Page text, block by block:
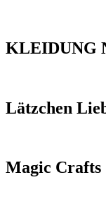
KLEIDUNG
Lätzchen
Magic Crafts